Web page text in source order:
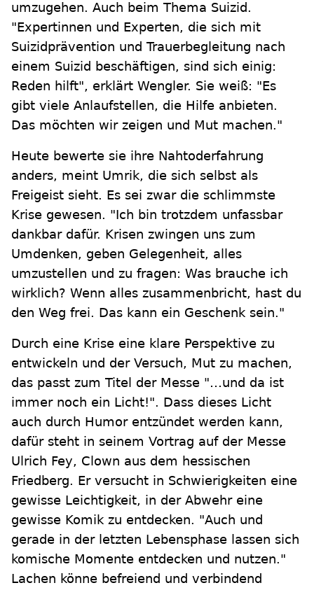
umzugehen. Auch beim Thema Suizid.
"Expertinnen und Experten, die sich mit
Suizidprävention und Trauerbegleitung nach
einem Suizid beschäftigen, sind sich einig:
Reden hilft", erklärt Wengler. Sie weiß: "Es
gibt viele Anlaufstellen, die Hilfe anbieten.
Das möchten wir zeigen und Mut machen."
Heute bewerte sie ihre Nahtoderfahrung
anders, meint Umrik, die sich selbst als
Freigeist sieht. Es sei zwar die schlimmste
Krise gewesen. "Ich bin trotzdem unfassbar
dankbar dafür. Krisen zwingen uns zum
Umdenken, geben Gelegenheit, alles
umzustellen und zu fragen: Was brauche ich
wirklich? Wenn alles zusammenbricht, hast du
den Weg frei. Das kann ein Geschenk sein."
Durch eine Krise eine klare Perspektive zu
entwickeln und der Versuch, Mut zu machen,
das passt zum Titel der Messe "…und da ist
immer noch ein Licht!". Dass dieses Licht
auch durch Humor entzündet werden kann,
dafür steht in seinem Vortrag auf der Messe
Ulrich Fey, Clown aus dem hessischen
Friedberg. Er versucht in Schwierigkeiten eine
gewisse Leichtigkeit, in der Abwehr eine
gewisse Komik zu entdecken. "Auch und
gerade in der letzten Lebensphase lassen sich
komische Momente entdecken und nutzen."
Lachen könne befreiend und verbindend